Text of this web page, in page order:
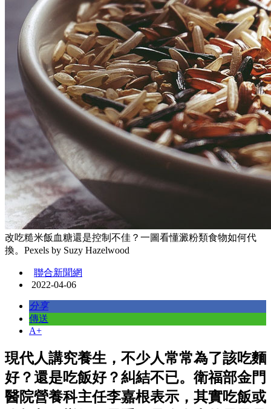
改吃糙米飯血糖還是控制不佳？一圖看懂澱粉類食物如何代
換。Pexels by Suzy Hazelwood
聯合新聞網
2022-04-06
分享
傳送
A+
現代人講究養生，不少人常常為了該吃麵
好？還是吃飯好？糾結不已。衛福部金門
醫院營養科主任李嘉根表示，其實吃飯或